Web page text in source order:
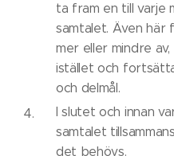
ta fram en till varje
samtalet. Även här
mer eller mindre
istället och
och delmål.
I slutet och innan
samtalet
det behövs.